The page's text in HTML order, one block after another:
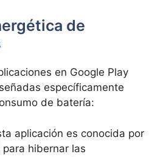
de
en Google Play
específicamente
de batería:
aplicación es conocida por
hibernar las